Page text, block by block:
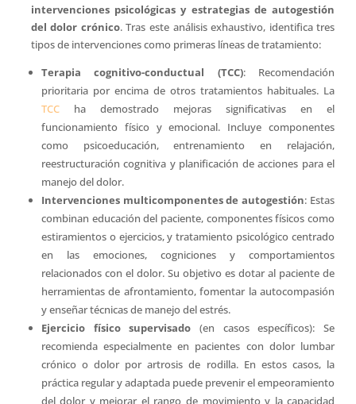
intervenciones psicológicas y estrategias de autogestión
del dolor crónico. Tras este análisis exhaustivo, identifica tres
tipos de intervenciones como primeras líneas de tratamiento:
Terapia cognitivo-conductual (TCC): Recomendación
prioritaria por encima de otros tratamientos habituales. La
TCCha demostrado mejoras significativas en el
funcionamiento físico y emocional. Incluye componentes
como psicoeducación, entrenamiento en relajación,
reestructuración cognitiva y planificación de acciones para el
manejo del dolor.
Intervenciones multicomponentes de autogestión: Estas
combinan educación del paciente, componentes físicos como
estiramientos o ejercicios, y tratamiento psicológico centrado
en las emociones, cogniciones y comportamientos
relacionados con el dolor. Su objetivo es dotar al paciente de
herramientas de afrontamiento, fomentar la autocompasión
y enseñar técnicas de manejo del estrés.
Ejercicio físico supervisado (en casos específicos): Se
recomienda especialmente en pacientes con dolor lumbar
crónico o dolor por artrosis de rodilla. En estos casos, la
práctica regular y adaptada puede prevenir el empeoramiento
del dolor y mejorar el rango de movimiento y la capacidad